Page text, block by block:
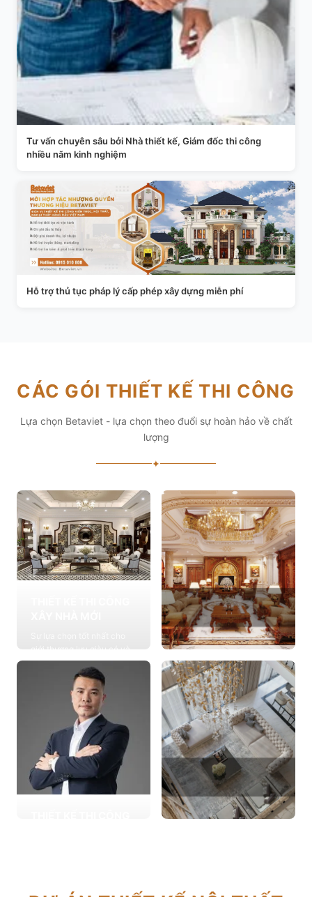
Tư vấn chuyên sâu bởi Nhà thiết kế, Giám đốc thi công
nhiều năm kinh nghiệm
Hỗ trợ thủ tục pháp lý cấp phép xây dựng miễn phí
CÁC GÓI THIẾT KẾ THI CÔNG
Lựa chọn Betaviet - lựa chọn theo đuổi sự hoàn hảo về chất
lượng
✦
giới thượng lưu giàu có và
đẳng cấp, cung cấp các
giải pháp thiết kế chuyên
Xem chi tiết
THIẾT KẾ THI CÔNG
NỘI THẤT
Cung cấp các giải pháp
theo phong cách sống với
thiết kế nội thất thông minh
mang tính thẩm mỹ cao
Xem chi tiết
lựa chọn từ các gia đình